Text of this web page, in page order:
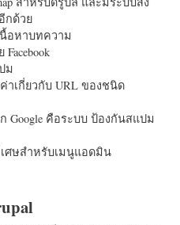
กด้วย
อหาบทความ
ม
าเกี่ยวกับ URL ของชนิด
Google คือระบบ ป้องกันสแปม
ศษสำหรับเมนูแอดมิน